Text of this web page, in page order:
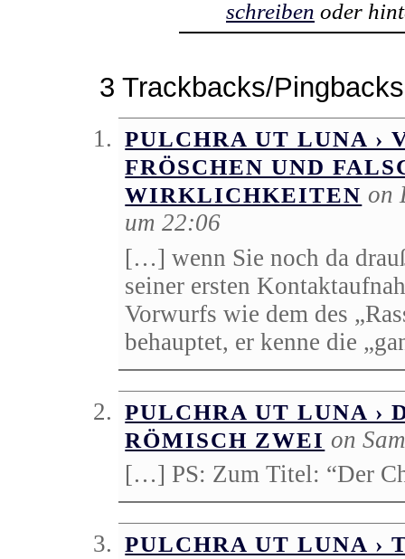
schreiben oder
3 Trackbacks/Pingbacks
PULCHRA UT LUNA ›
FRÖSCHEN UND
WIRKLICHKEITEN on
um 22:06
[…] wenn Sie noch da
seiner ersten
Vorwurfs wie dem des
behauptet, er kenne die
PULCHRA UT LUNA ›
RÖMISCH ZWEI on
[…] PS: Zum Titel: “Der
PULCHRA UT LUNA ›